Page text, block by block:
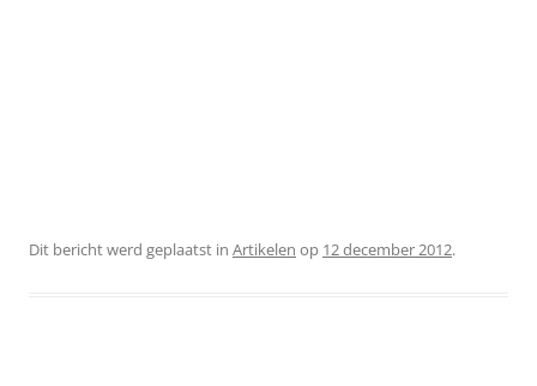
Dit bericht werd geplaatst in Artikelen op 12 december 2012.